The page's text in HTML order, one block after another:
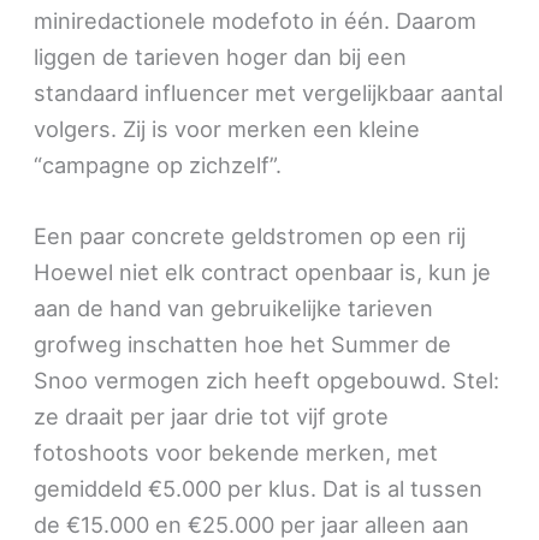
miniredactionele modefoto in één. Daarom
liggen de tarieven hoger dan bij een
standaard influencer met vergelijkbaar aantal
volgers. Zij is voor merken een kleine
“campagne op zichzelf”.
Een paar concrete geldstromen op een rij
Hoewel niet elk contract openbaar is, kun je
aan de hand van gebruikelijke tarieven
grofweg inschatten hoe het Summer de
Snoo vermogen zich heeft opgebouwd. Stel:
ze draait per jaar drie tot vijf grote
fotoshoots voor bekende merken, met
gemiddeld €5.000 per klus. Dat is al tussen
de €15.000 en €25.000 per jaar alleen aan